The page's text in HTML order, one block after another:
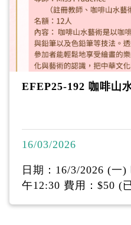
EFEP25-192 咖啡山
16/03/2026
日期：16/3/2026 (一
午12:30 費用：$50 (